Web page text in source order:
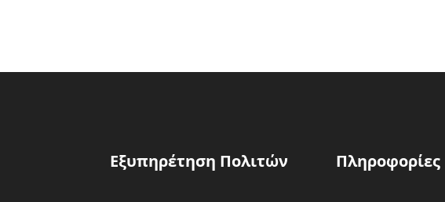
Εξυπηρέτηση Πολιτών Πληροφορίες